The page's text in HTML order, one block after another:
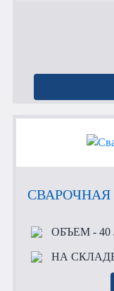
СВАРОЧНАЯ
ОБЪЕМ-
НА